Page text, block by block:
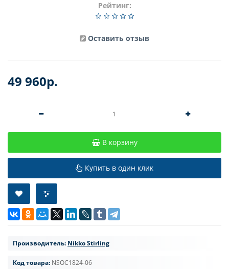
Рейтинг:
Оставить отзыв
49 960р.
В корзину
Купить в один клик
Производитель: Nikko Stirling
Код товара: NSOC1824-06